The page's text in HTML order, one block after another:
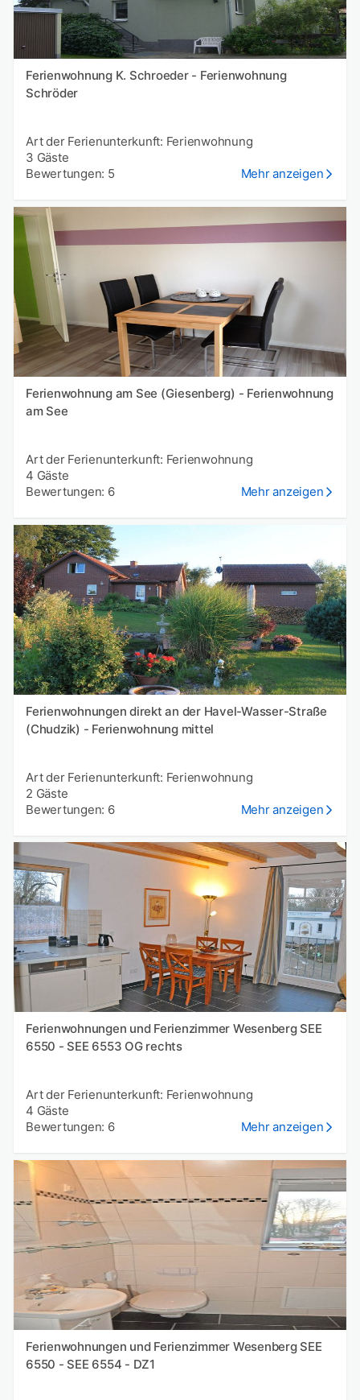
Ferienwohnung K. Schroeder - Ferienwohnung
Schröder
Art der Ferienunterkunft: Ferienwohnung
3 Gäste
Bewertungen: 5
Mehr anzeigen
Ferienwohnung am See (Giesenberg) - Ferienwohnung
am See
Art der Ferienunterkunft: Ferienwohnung
4 Gäste
Bewertungen: 6
Mehr anzeigen
Ferienwohnungen direkt an der Havel-Wasser-Straße
(Chudzik) - Ferienwohnung mittel
Art der Ferienunterkunft: Ferienwohnung
2 Gäste
Bewertungen: 6
Mehr anzeigen
Ferienwohnungen und Ferienzimmer Wesenberg SEE
6550 - SEE 6553 OG rechts
Art der Ferienunterkunft: Ferienwohnung
4 Gäste
Bewertungen: 6
Mehr anzeigen
Ferienwohnungen und Ferienzimmer Wesenberg SEE
6550 - SEE 6554 - DZ1